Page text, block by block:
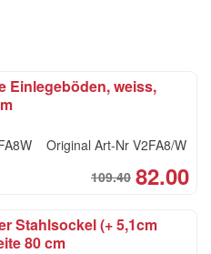
Einlegeböden, weiss,
Original Art-Nr V2FA8/W
109.40 82.00
Stahlsockel (+ 5,1cm
80 cm